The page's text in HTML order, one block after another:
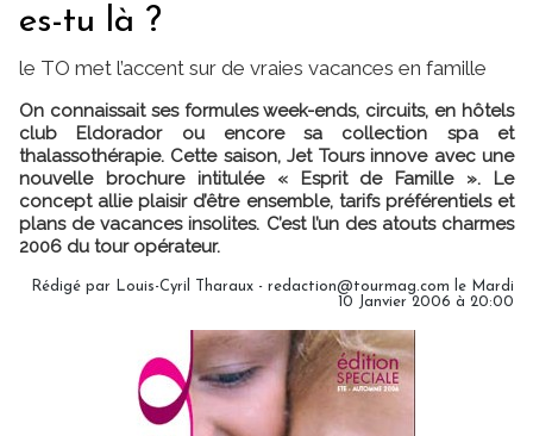
es-tu là ?
le TO met l’accent sur de vraies vacances en famille
On connaissait ses formules week-ends, circuits, en hôtels
club Eldorador ou encore sa collection spa et
thalassothérapie. Cette saison, Jet Tours innove avec une
nouvelle brochure intitulée « Esprit de Famille ». Le
concept allie plaisir d’être ensemble, tarifs préférentiels et
plans de vacances insolites. C’est l’un des atouts charmes
2006 du tour opérateur.
Rédigé par Louis-Cyril Tharaux - redaction@tourmag.com le Mardi
10 Janvier 2006 à 20:00